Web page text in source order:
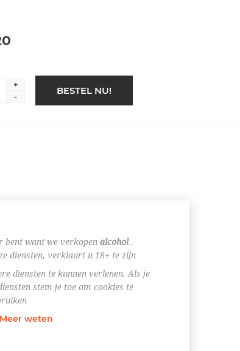
+
-
BESTEL NU!
bent want we verkopen alcohol.
diensten, verklaart u 18+ te zijn
diensten te kunnen verlenen. Als je
stem je toe om cookies te
Meer weten